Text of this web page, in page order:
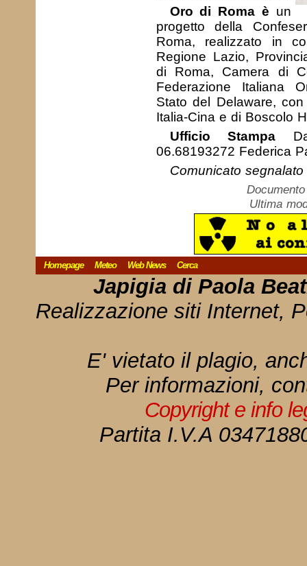
Oro di Roma è un
progetto della
Roma, realizzato in
Regione Lazio,
di Roma, Camera di
Federazione Italiana
Stato del Delaware,
Italia-Cina e di Boscolo
Ufficio Stampa
06.68193272 Federica
Comunicato
Ultima
Homepage Meteo Web News Cerca
Japigia di Paola
Realizzazione siti Internet,
E' vietato il plagio,
Per informazioni,
Copyright e info
Partita I.V.A